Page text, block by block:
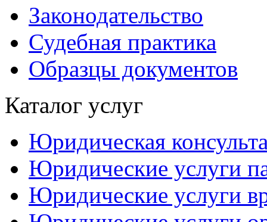
Законодательство
Судебная практика
Образцы документов
Каталог услуг
Юридическая
Юридические услуги
Юридические услуги